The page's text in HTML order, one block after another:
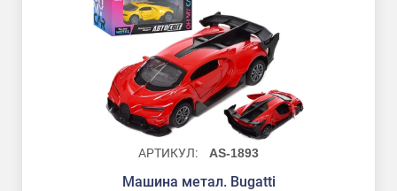
АРТИКУЛ: AS-1893
Машина метал. Bugatti